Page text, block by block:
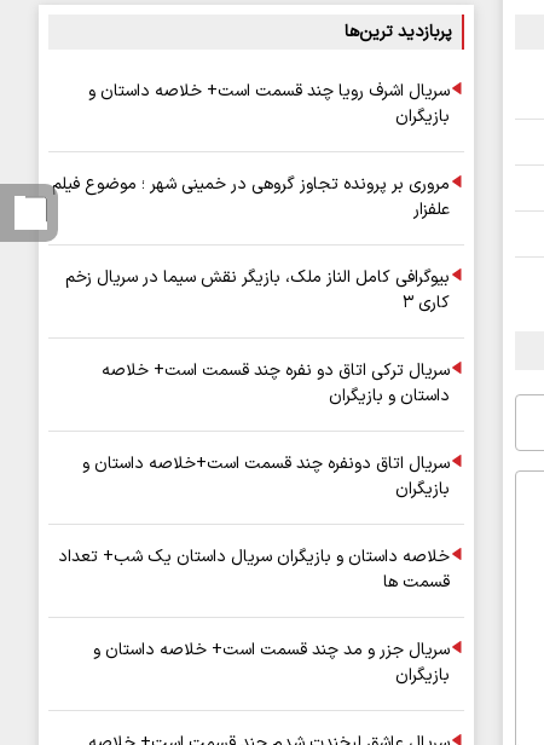
پربازدید ترین‌ها
سریال اشرف رویا چند قسمت است+ خلاصه داستان و
بازیگران
مروری بر پرونده تجاوز گروهی در خمینی شهر ؛ موضوع فیلم
علفزار
بیوگرافی کامل الناز ملک، بازیگر نقش سیما در سریال زخم
کاری ۳
سریال ترکی اتاق دو نفره چند قسمت است+ خلاصه
داستان و بازیگران
سریال اتاق دونفره چند قسمت است+خلاصه داستان و
بازیگران
خلاصه داستان و بازیگران سریال داستان یک شب+ تعداد
قسمت ها
سریال جزر و مد چند قسمت است+ خلاصه داستان و
بازیگران